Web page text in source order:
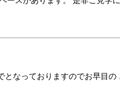
なっておりますのでお早目の